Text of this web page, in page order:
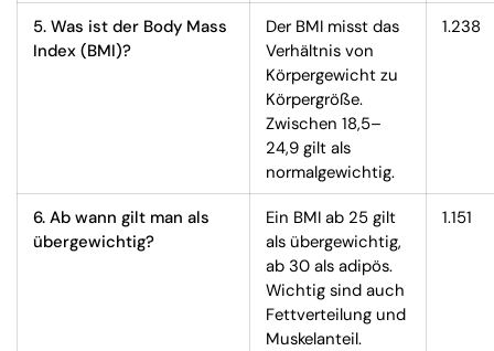
5. Was ist der Body Mass
Index (BMI)?
Der BMI misst das
Verhältnis von
Körpergewicht zu
Körpergröße.
Zwischen 18,5–
24,9 gilt als
normalgewichtig.
1.238
6. Ab wann gilt man als
übergewichtig?
Ein BMI ab 25 gilt
als übergewichtig,
ab 30 als adipös.
Wichtig sind auch
Fettverteilung und
Muskelanteil.
1.151